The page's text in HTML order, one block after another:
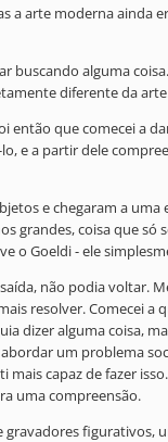
a arte moderna
alguma
diferente da
então que comecei
e a partir dele
e chegaram a
grandes, coisa que
o Goeldi - ele
não podia
resolver. Comecei
dizer alguma coisa,
um problema
capaz de fazer
uma compreensão.